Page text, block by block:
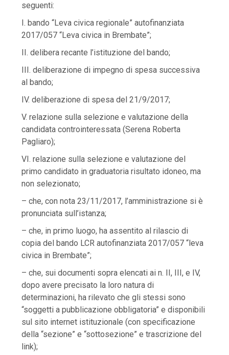
seguenti:
I. bando “Leva civica regionale” autofinanziata
2017/057 “Leva civica in Brembate”;
II. delibera recante l’istituzione del bando;
III. deliberazione di impegno di spesa successiva
al bando;
IV. deliberazione di spesa del 21/9/2017;
V. relazione sulla selezione e valutazione della
candidata controinteressata (Serena Roberta
Pagliaro);
VI. relazione sulla selezione e valutazione del
primo candidato in graduatoria risultato idoneo, ma
non selezionato;
– che, con nota 23/11/2017, l’amministrazione si è
pronunciata sull’istanza;
– che, in primo luogo, ha assentito al rilascio di
copia del bando LCR autofinanziata 2017/057 “leva
civica in Brembate”;
– che, sui documenti sopra elencati ai n. II, III, e IV,
dopo avere precisato la loro natura di
determinazioni, ha rilevato che gli stessi sono
“soggetti a pubblicazione obbligatoria” e disponibili
sul sito internet istituzionale (con specificazione
della “sezione” e “sottosezione” e trascrizione del
link);